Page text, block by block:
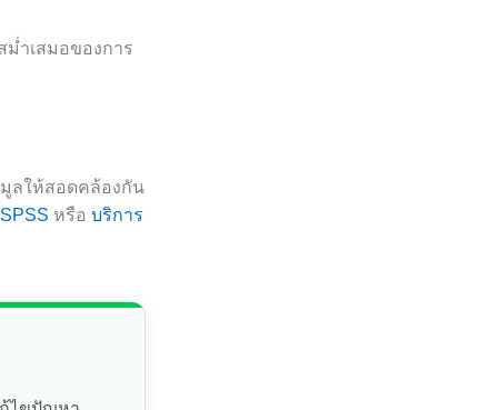
ม่ำเสมอของการ
มูลให้สอดคล้องกัน
หรือ บริการ